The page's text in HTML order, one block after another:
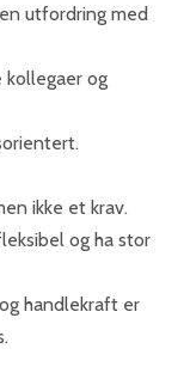
utfordring med
og
ikke et krav.
og ha stor
handlekraft er